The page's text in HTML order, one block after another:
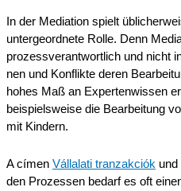
In der Media­ti­on spielt
unter­ge­ord­ne­te Rolle. Denn
prozess­ver­ant­wort­lich und nicht
nen und Konflik­te deren
hohes Maß an Exper­ten­wis­sen
beispiels­wei­se die Bearbei­tung
mit Kindern.
A címen Vállala­ti tranzak­ciók
den Prozes­sen bedarf es oft